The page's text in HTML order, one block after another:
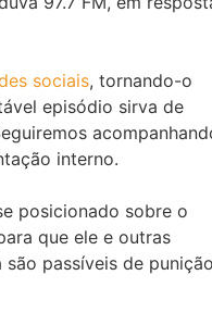
sociais, tornando-o
episódio sirva de
interno.
posicionado sobre o
que ele e outras
passíveis de punição